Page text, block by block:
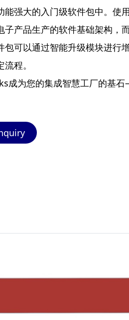
能强大的入门级软件包中。使
子产品生产的软件基础架构，
包可以通过智能升级模块进行
程。
成为您的集成智慧工厂的基